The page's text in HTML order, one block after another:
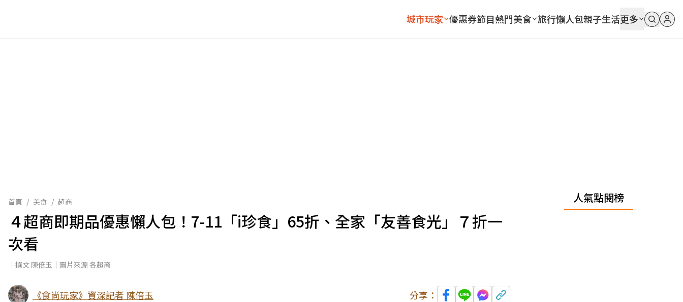
城市玩家 優惠券節目熱門美食 旅行懶人包親子生活更多
首頁 / 美食 / 超商
４超商即期品優惠懶人包！7-11「i珍食」65折、全家「友善食光」７折一
次看
｜撰文 陳倍玉｜圖片來源 各超商
《食尚玩家》資深記者 陳倍玉 分享：
人氣點閱榜